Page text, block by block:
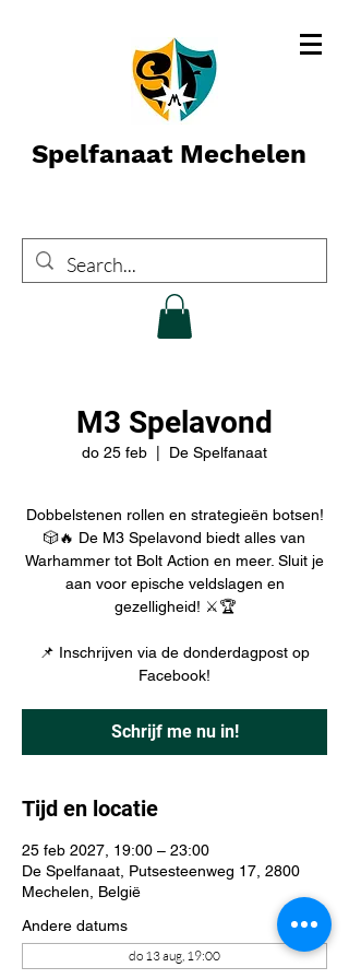
Spelfanaat Mechelen
M3 Spelavond
do 25 feb De Spelfanaat
Dobbelstenen rollen en strategieën botsen!
🎲🔥 De M3 Spelavond biedt alles van
Warhammer tot Bolt Action en meer. Sluit je
aan voor epische veldslagen en
gezelligheid! ⚔️🏆
📌 Inschrijven via de donderdagpost op
Facebook!
Schrijf me nu in!
Tijd en locatie
25 feb 2027, 19:00 – 23:00
De Spelfanaat, Putsesteenweg 17, 2800
Mechelen, België
Andere datums
do 13 aug, 19:00